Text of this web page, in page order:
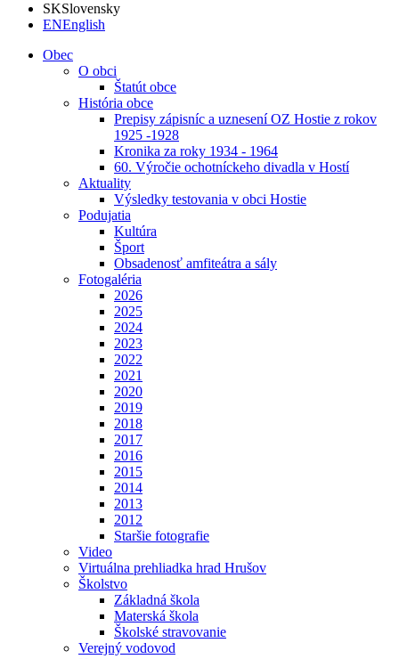
SKSlovensky
ENEnglish
Obec
O obci
Štatút obce
História obce
Prepisy zápisníc a uznesení OZ Hostie z rokov
1925 -1928
Kronika za roky 1934 - 1964
60. Výročie ochotníckeho divadla v Hostí
Aktuality
Výsledky testovania v obci Hostie
Podujatia
Kultúra
Šport
Obsadenosť amfiteátra a sály
Fotogaléria
2026
2025
2024
2023
2022
2021
2020
2019
2018
2017
2016
2015
2014
2013
2012
Staršie fotografie
Video
Virtuálna prehliadka hrad Hrušov
Školstvo
Základná škola
Materská škola
Školské stravovanie
Verejný vodovod